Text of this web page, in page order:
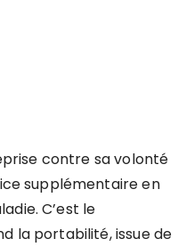
contre sa volonté
supplémentaire en
C’est le
la portabilité, issue de